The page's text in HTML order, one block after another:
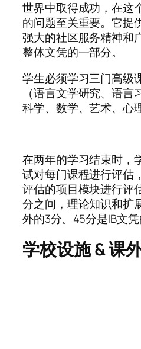
世界中取得成功，在这
的问题至关重要。它提
强大的社区服务精神和
整体文凭的一部分。
学生必须学习三门高级
（语言文学研究、语言
科学、数学、艺术、心
在两年的学习结束时，
试对每门课程进行评估
评估的项目模块进行评
分之间，理论知识和扩
外的3分。45分是IB文
学校设施 & 课